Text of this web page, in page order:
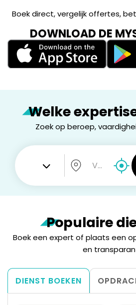
Boek direct, vergelijk offertes,
DOWNLOAD DE
Welke
Zoek op beroep,
Populaire
Boek een expert of plaats een
en
DIENST BOEKEN